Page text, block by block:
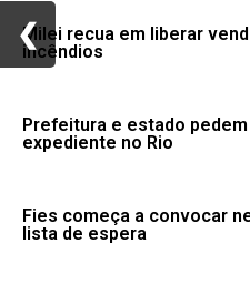
Milei recua em liberar
incêndios
Prefeitura e estado
expediente no Rio
Fies começa a convocar
lista de espera
❮
❮